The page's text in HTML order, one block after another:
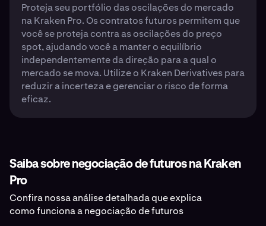
Proteja seu portfólio das oscilações do mercado
na Kraken Pro. Os contratos futuros permitem que
você se proteja contra as oscilações do preço
spot, ajudando você a manter o equilíbrio
independentemente da direção para a qual o
mercado se mova. Utilize o Kraken Derivatives para
reduzir a incerteza e gerenciar o risco de forma
eficaz.
Saiba sobre negociação de futuros na Kraken
Pro
Confira nossa análise detalhada que explica
como funciona a negociação de futuros